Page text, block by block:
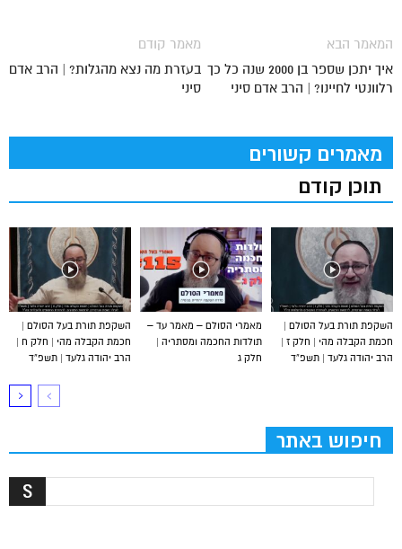
מאמר קודם
בעזרת מה נצא מהגלות? | הרב אדם
סיני
המאמר הבא
איך יתכן שספר בן 2000 שנה כל כך
רלוונטי לחיינו? | הרב אדם סיני
מאמרים קשורים
תוכן קודם
השקפת תורת בעל הסולם |
חכמת הקבלה מהי | חלק ח |
הרב יהודה גלעד | תשפ”ד
מאמרי הסולם – מאמר עד –
תולדות החכמה ומסתריה |
חלק ג
השקפת תורת בעל הסולם |
חכמת הקבלה מהי | חלק ז |
הרב יהודה גלעד | תשפ”ד
חיפוש באתר